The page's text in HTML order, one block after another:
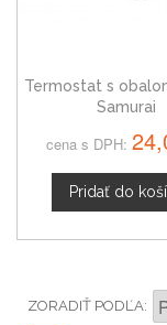
Termostat s
Samurai
cena s DPH:
Pridať do
ZORADIŤ PODĽA